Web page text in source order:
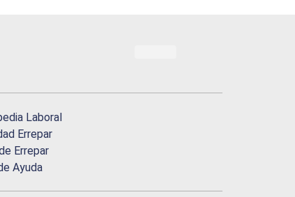
Laboral
Errepar
Errepar
Ayuda